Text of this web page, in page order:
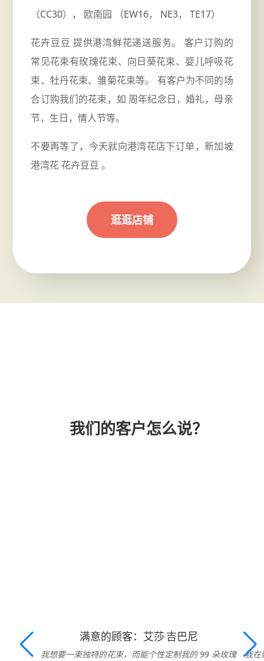
（CC30）， 欧南园 （EW16， NE3， TE17）
花卉豆豆 提供港湾鲜花递送服务。 客户订购的
常见花束有玫瑰花束、向日葵花束、婴儿呼吸花
束、牡丹花束、雏菊花束等。 有客户为不同的场
合订购我们的花束，如 周年纪念日，婚礼，母亲
节，生日，情人节等。
不要再等了，今天就向港湾花店下订单，新加坡
港湾花 花卉豆豆 。
逛逛店铺
我们的客户怎么说？
满意的顾客：艾莎·吉巴尼
我想要一束独特的花束，而能个性定制我的 99 朵玫瑰
我在